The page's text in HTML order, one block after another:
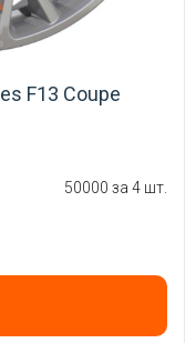
F13 Coupe
50000 за 4 шт.